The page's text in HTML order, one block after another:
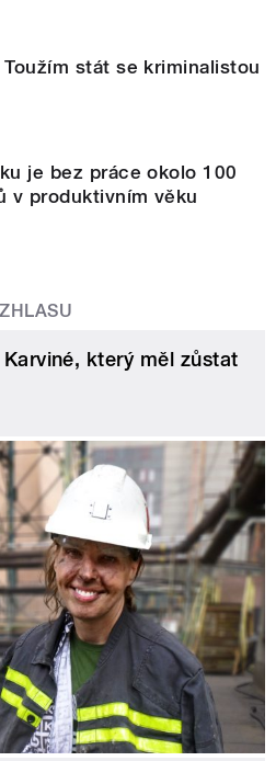
stát se kriminalistou
je bez práce okolo 100
v produktivním věku
který měl zůstat